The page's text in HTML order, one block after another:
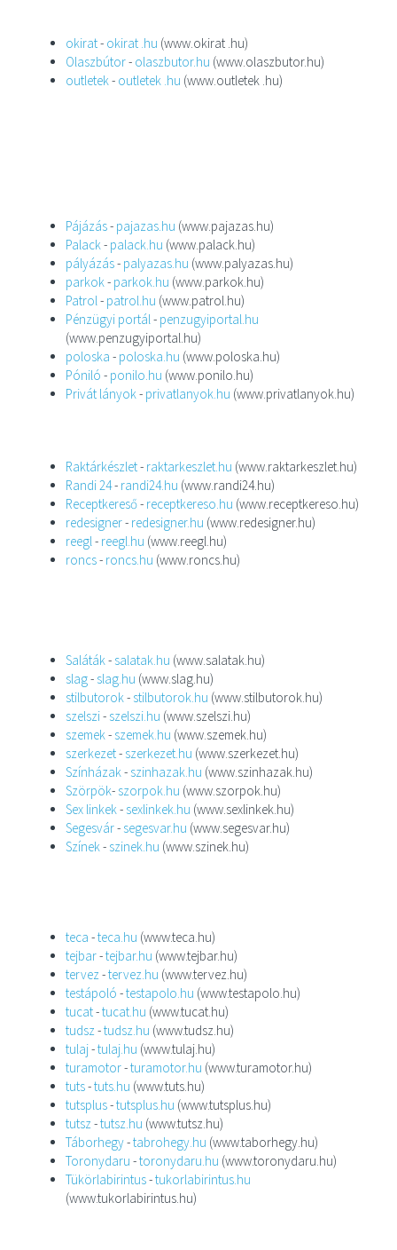
okirat- okirat .hu (www.okirat .hu)
Olaszbútor- olaszbutor.hu (www.olaszbutor.hu)
outletek- outletek .hu (www.outletek .hu)
Pájázás- pajazas.hu (www.pajazas.hu)
Palack- palack.hu (www.palack.hu)
pályázás- palyazas.hu (www.palyazas.hu)
parkok- parkok.hu (www.parkok.hu)
Patrol- patrol.hu (www.patrol.hu)
Pénzügyi portál- penzugyiportal.hu
(www.penzugyiportal.hu)
poloska - poloska.hu (www.poloska.hu)
Póniló - ponilo.hu (www.ponilo.hu)
Privát lányok- privatlanyok.hu (www.privatlanyok.hu)
Raktárkészlet- raktarkeszlet.hu (www.raktarkeszlet.hu)
Randi 24- randi24.hu (www.randi24.hu)
Receptkereső- receptkereso.hu (www.receptkereso.hu)
redesigner- redesigner.hu (www.redesigner.hu)
reegl- reegl.hu (www.reegl.hu)
roncs- roncs.hu (www.roncs.hu)
Saláták- salatak.hu (www.salatak.hu)
slag- slag.hu (www.slag.hu)
stilbutorok- stilbutorok.hu (www.stilbutorok.hu)
szelszi- szelszi.hu (www.szelszi.hu)
szemek- szemek.hu (www.szemek.hu)
szerkezet- szerkezet.hu (www.szerkezet.hu)
Színházak- szinhazak.hu (www.szinhazak.hu)
Szörpök- szorpok.hu (www.szorpok.hu)
Sex linkek- sexlinkek.hu (www.sexlinkek.hu)
Segesvár- segesvar.hu (www.segesvar.hu)
Színek- szinek.hu (www.szinek.hu)
teca -teca.hu (www.teca.hu)
tejbar-tejbar.hu (www.tejbar.hu)
tervez-tervez.hu (www.tervez.hu)
testápoló -testapolo.hu (www.testapolo.hu)
tucat-tucat.hu (www.tucat.hu)
tudsz-tudsz.hu (www.tudsz.hu)
tulaj-tulaj.hu (www.tulaj.hu)
turamotor-turamotor.hu (www.turamotor.hu)
tuts-tuts.hu (www.tuts.hu)
tutsplus-tutsplus.hu (www.tutsplus.hu)
tutsz-tutsz.hu (www.tutsz.hu)
Táborhegy-tabrohegy.hu (www.taborhegy.hu)
Toronydaru -toronydaru.hu (www.toronydaru.hu)
Tükörlabirintus-tukorlabirintus.hu
(www.tukorlabirintus.hu)